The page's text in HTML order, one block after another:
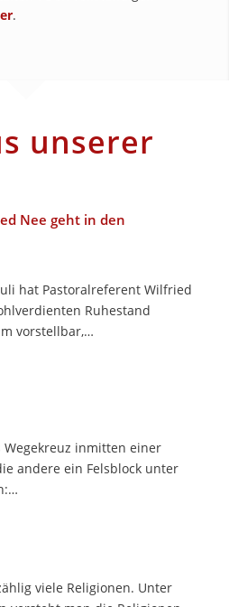
.
unserer
Nee geht in den
hat Pastoralreferent Wilfried
Ruhestand
vorstellbar,…
inmitten einer
andere ein Felsblock unter
viele Religionen. Unter